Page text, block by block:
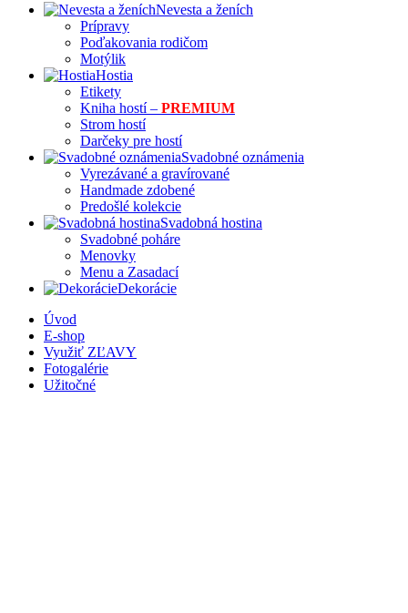
Nevesta a ženích
Prípravy
Poďakovania rodičom
Motýlik
Hostia
Etikety
Kniha hostí – PREMIUM
Strom hostí
Darčeky pre hostí
Svadobné oznámenia
Vyrezávané a gravírované
Handmade zdobené
Predošlé kolekcie
Svadobná hostina
Svadobné poháre
Menovky
Menu a Zasadací
Dekorácie
Úvod
E-shop
Využiť ZĽAVY
Fotogalérie
Užitočné